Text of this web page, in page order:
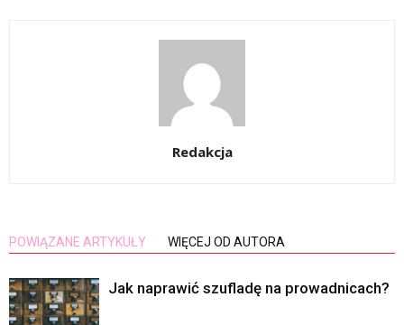
Redakcja
POWIĄZANE ARTYKUŁY WIĘCEJ OD AUTORA
Jak naprawić szufladę na prowadnicach?